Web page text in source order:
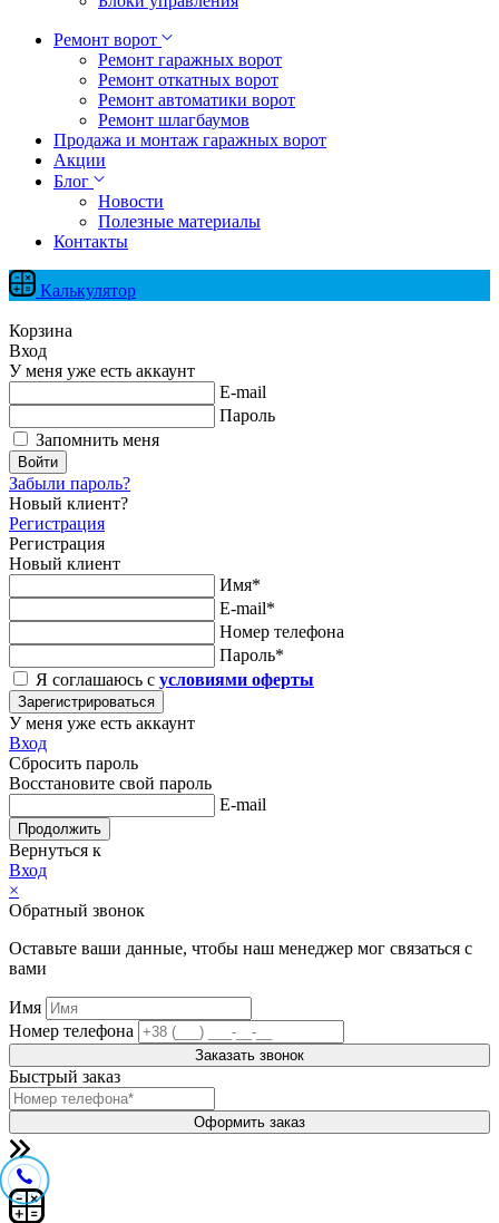
Ремонт ворот
Ремонт гаражных ворот
Ремонт откатных ворот
Ремонт автоматики ворот
Ремонт шлагбаумов
Продажа и монтаж гаражных ворот
Акции
Блог
Новости
Полезные материалы
Контакты
Калькулятор
Корзина
Вход
У меня уже есть аккаунт
E-mail
Пароль
Запомнить меня
Войти
Забыли пароль?
Новый клиент?
Регистрация
Регистрация
Новый клиент
Имя*
E-mail*
Номер телефона
Пароль*
Я соглашаюсь с условиями оферты
Зарегистрироваться
У меня уже есть аккаунт
Вход
Сбросить пароль
Восстановите свой пароль
E-mail
Продолжить
Вернуться к
Вход
×
Обратный звонок
Оставьте ваши данные, чтобы наш менеджер мог связаться с
вами
Имя
Номер телефона
Заказать звонок
Быстрый заказ
Оформить заказ